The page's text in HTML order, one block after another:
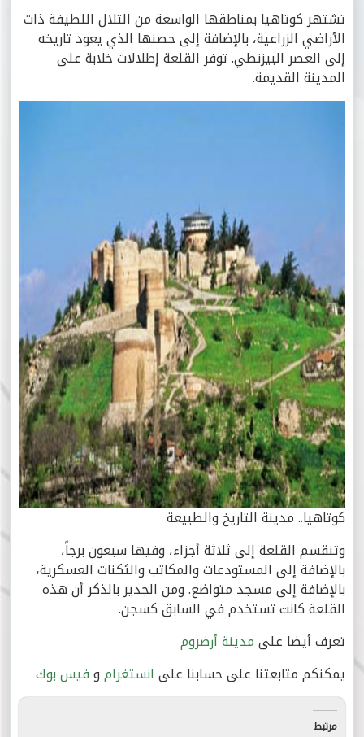
تشتهر كوتاهيا بمناطقها الواسعة من التلال اللطيفة ذات
الأراضي الزراعية، بالإضافة إلى حصنها الذي يعود تاريخه
إلى العصر البيزنطي. توفر القلعة إطلالات خلابة على
المدينة القديمة.
كوتاهيا.. مدينة التاريخ والطبيعة
وتنقسم القلعة إلى ثلاثة أجزاء، وفيها سبعون برجاً،
بالإضافة إلى المستودعات والمكاتب والثكنات العسكرية،
بالإضافة إلى مسجد متواضع. ومن الجدير بالذكر أن هذه
القلعة كانت تستخدم في السابق كسجن.
تعرف أيضا علىمدينة أرضروم
يمكنكم متابعتنا على حسابنا على انستغراموفيس بوك
مرتبط